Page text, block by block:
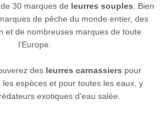
30 marques de leurres souples . Bien
de pêche du monde entier, des
et de nombreuses marques de toute
l'Europe.
des leurres carnassiers pour
espèces et pour toutes les eaux, y
exotiques d'eau salée.